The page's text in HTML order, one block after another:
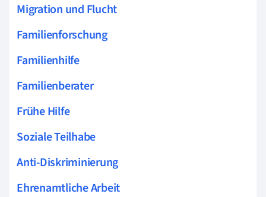
Migration und Flucht
Familienforschung
Familienhilfe
Familienberater
Frühe Hilfe
Soziale Teilhabe
Anti-Diskriminierung
Ehrenamtliche Arbeit